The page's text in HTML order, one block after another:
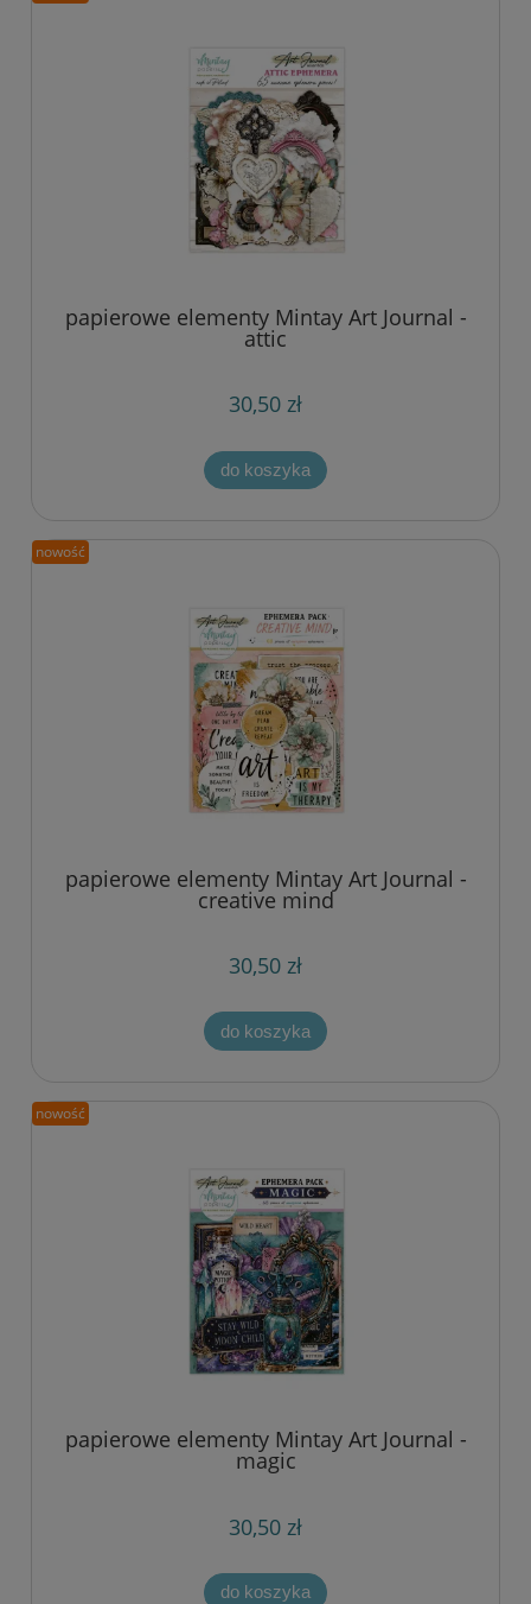
papierowe elementy Mintay Art Journal -
attic
30,50 zł
do koszyka
papierowe elementy Mintay Art Journal -
creative mind
30,50 zł
do koszyka
nowość
papierowe elementy Mintay Art Journal -
magic
30,50 zł
do koszyka
nowość